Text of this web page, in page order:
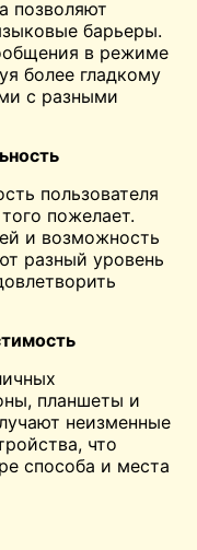
позволяют
барьеры.
в режиме
более гладкому
с разными
пользователя
пожелает.
и возможность
разный уровень
планшеты и
неизменные
что
способа и места